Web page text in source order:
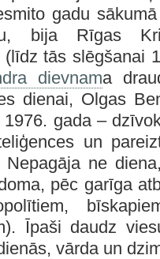
gadu
bija Rīgas
(līdz tās slēgšanai
dievnama
dienai, Olgas
gada –
un
Nepagāja ne
pēc garīga
Īpaši daudz
vārda un